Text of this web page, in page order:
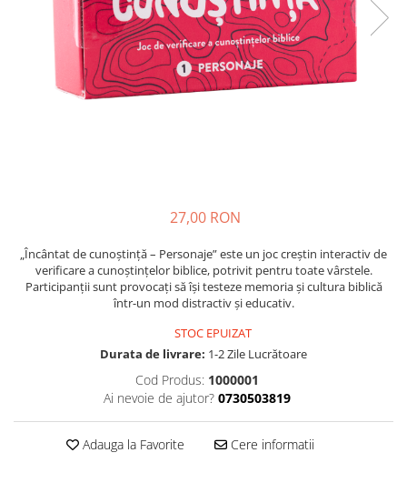
Prietenie, Logodnă și Căsătorie
Bărbați
Cărți de Colorat
Conducerea și Păstorirea Bisericii
Predicare
Consiliere
Lucrarea cu Copiii și Tinerii
Închinare prin Muzică
Devoționale/Meditații Biblice
27,00 RON
„Încântat de cunoștință – Personaje” este un joc creștin interactiv de
verificare a cunoștințelor biblice, potrivit pentru toate vârstele.
Participanții sunt provocați să își testeze memoria și cultura biblică
într-un mod distractiv și educativ.
STOC EPUIZAT
Durata de livrare: 1-2 Zile Lucrătoare
Cod Produs: 1000001
Ai nevoie de ajutor? 0730503819
Adauga la Favorite Cere informatii